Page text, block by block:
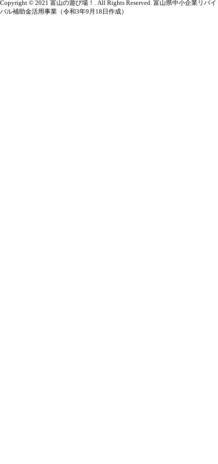
Copyright © 2021 富山の遊び場！. All Rights Reserved. 富山県中小企業リバイ
バル補助金活用事業（令和3年9月18日作成）